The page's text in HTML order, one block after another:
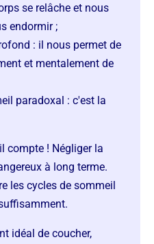
se relâche et nous
endormir ;
: il nous permet de
et mentalement de
paradoxal : c'est la
compte ! Négliger la
à long terme.
les cycles de sommeil
idéal de coucher,